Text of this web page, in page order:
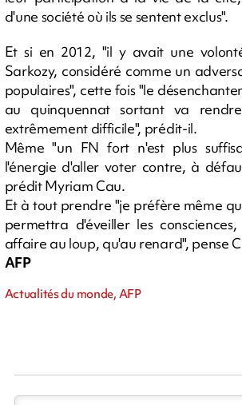
d'une société où ils se sentent exclus".
Et si en 2012, "il y avait une
Sarkozy, considéré comme un
populaires", cette fois "le
au quinquennat sortant va
extrêmement difficile", prédit-il.
Même "un FN fort n'est plus
l'énergie d'aller voter contre, à
prédit Myriam Cau.
Et à tout prendre "je préfère même
permettra d'éveiller les
affaire au loup, qu'au renard", pense
AFP
Actualités du monde, AFP